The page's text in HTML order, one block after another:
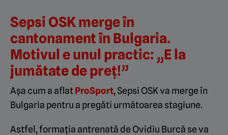
Sepsi OSK merge în
cantonament în Bulgaria.
Motivul e unul practic: „E la
jumătate de preț!”
Așa cum a aflatProSport, Sepsi OSK va merge în
Bulgaria pentru a pregăti următoarea stagiune.
Astfel, formaţia antrenată de Ovidiu Burcă se va